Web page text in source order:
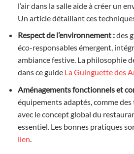
l’air dans la salle aide à créer un
Un article détaillant ces
Respect de l’environnement :des
éco-responsables émergent,
ambiance festive. La philosophie
dans ce guide La Guinguette des
Aménagements fonctionnels et
équipements adaptés, comme
avec le concept global du
essentiel. Les bonnes pratiques
lien